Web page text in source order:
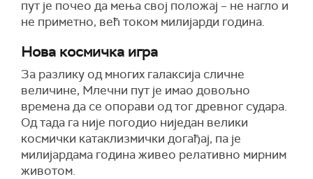
пут је почео да мења свој положај – не нагло и
не приметно, већ током милијарди година.
Нова космичка игра
За разлику од многих галаксија сличне
величине, Млечни пут је имао довољно
времена да се опорави од тог древног судара.
Од тада га није погодио ниједан велики
космички катаклизмички догађај, па је
милијардама година живео релативно мирним
животом.